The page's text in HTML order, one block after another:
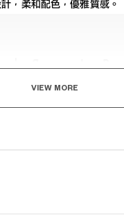
，柔和配色，優雅質感。
透過細節裝飾追求優雅可愛與
覽
VIEW MORE